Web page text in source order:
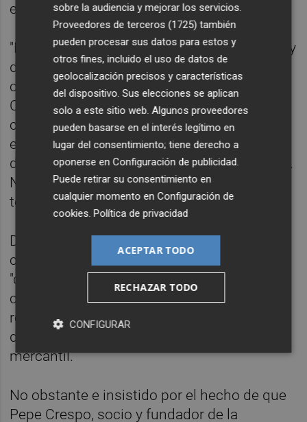
empresa ganadora".
"El procedimiento no me acuerdo cómo fue y
de los importes tampoco. Yo sé que hubo el
concurso de ideas que fue aprobado por el
Consejo de Administración de RTVV y ese
concurso de ideas se adjudicó a una
empresa que era la responsable del cambio
de imagen que se hace a lo largo del tiempo.
No puedo aportar nada más porque no
tengo más información", ha señalado.
De este modo, ha insistido en que "no
conocía a Crespo Gomar", únicamente a un
"creativo cuando vino a presentar la
campaña del cambio de logos" en una
reunión para explicar el proyecto, pero
desconoce el nombre del titular de la
mercantil.
No obstante e insistido por el hecho de que
Pepe Crespo, socio y fundador de la
sobre la audiencia y mejorar los servicios.
Proveedores de terceros (1725) también
pueden procesar sus datos para estos y
otros fines, incluido el uso de datos de
geolocalización precisos y características
del dispositivo. Sus elecciones se aplican
solo a este sitio web. Algunos proveedores
pueden basarse en el interés legítimo en
lugar del consentimiento; tiene derecho a
oponerse enConfiguración de publicidad.
Puede retirar su consentimiento en
cualquier momento enConfiguración de
cookies.Política de privacidad
ACEPTAR TODO
RECHAZAR TODO
CONFIGURAR